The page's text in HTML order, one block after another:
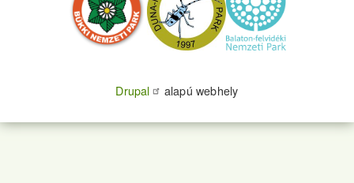
Drupal alapú webhely